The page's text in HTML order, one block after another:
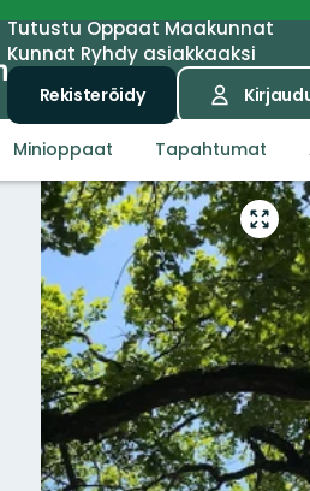
TutustuOppaatMaakunnat
Kunnat Ryhdy asiakkaaksi
Rekisteröidy
Minioppaat Tapahtumat
Siirry
koko